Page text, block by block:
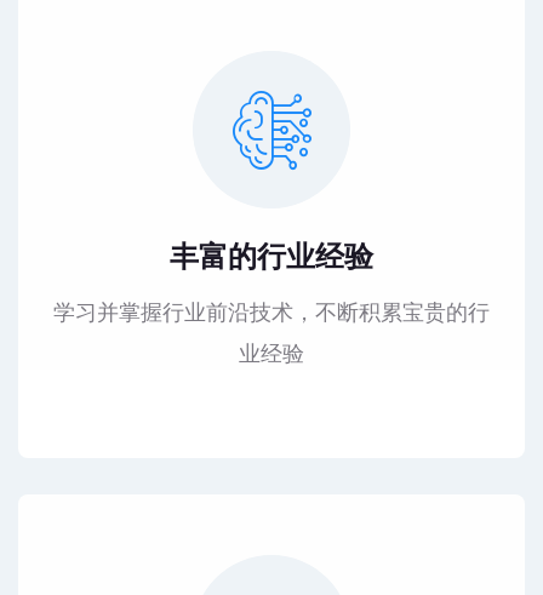
丰富的行业经验
学习并掌握行业前沿技术，不断积累宝贵的行
业经验